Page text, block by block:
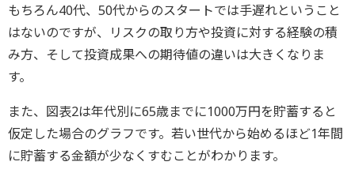
もちろん40代、50代からのスタートでは手遅れということ
はないのですが、リスクの取り方や投資に対する経験の積
み方、そして投資成果への期待値の違いは大きくなりま
す。
また、図表2は年代別に65歳までに1000万円を貯蓄すると
仮定した場合のグラフです。若い世代から始めるほど1年間
に貯蓄する金額が少なくすむことがわかります。